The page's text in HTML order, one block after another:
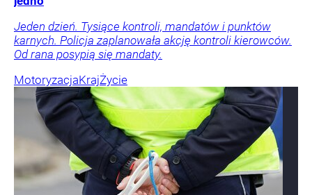
Jeden dzień. Tysiące kontroli, mandatów i punktów
karnych. Policja zaplanowała akcję kontroli kierowców.
Od rana posypią się mandaty.
MotoryzacjaKrajŻycie